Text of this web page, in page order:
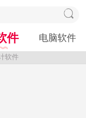
件 电脑软件
软件